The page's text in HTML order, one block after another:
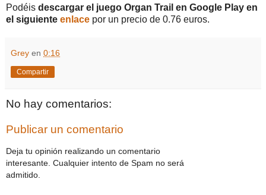
Podéis descargar el juego Organ Trail en Google Play en
el siguiente enlace por un precio de 0.76 euros.
Grey en 0:16
Compartir
No hay comentarios:
Publicar un comentario
Deja tu opinión realizando un comentario
interesante. Cualquier intento de Spam no será
admitido.